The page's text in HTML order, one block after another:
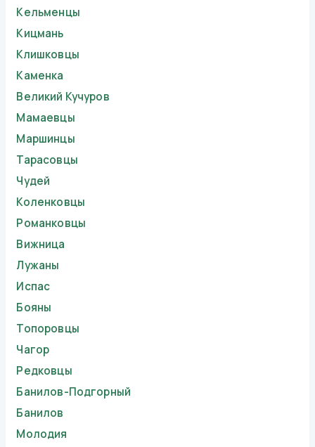
Кельменцы
Кицмань
Клишковцы
Каменка
Великий Кучуров
Мамаевцы
Маршинцы
Тарасовцы
Чудей
Коленковцы
Романковцы
Вижница
Лужаны
Испас
Бояны
Топоровцы
Чагор
Редковцы
Банилов-Подгорный
Банилов
Молодия